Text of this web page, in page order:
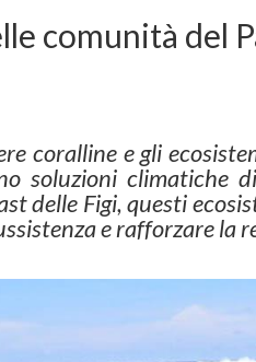
comunità del
coralline e gli
soluzioni climatiche
delle Figi, questi
e rafforzare la